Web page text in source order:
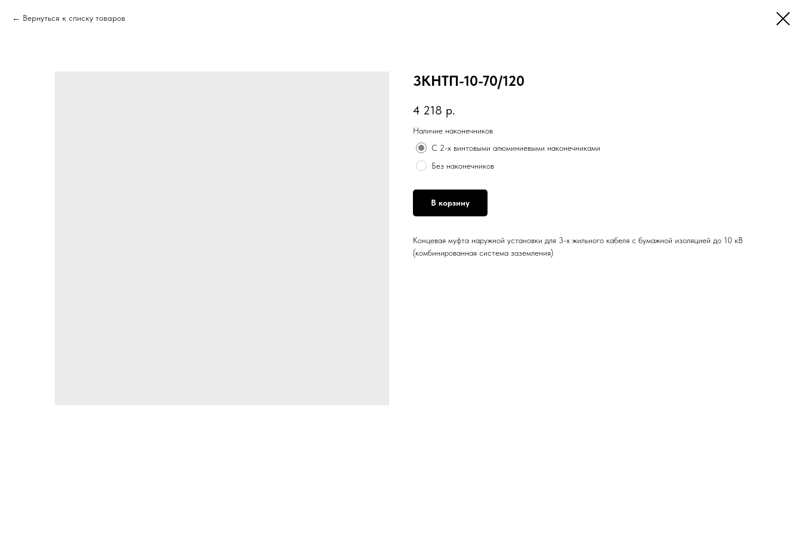
Вернуться к списку товаров
3КНТП-10-70/120
4 218 р.
Наличие наконечников
С 2-х винтовыми алюминиевыми наконечниками
Без наконечников
В корзину
Концевая муфта наружной установки для 3-х жильного кабеля с бумажной изоляцией до 10 кВ
(комбинированная система заземления)